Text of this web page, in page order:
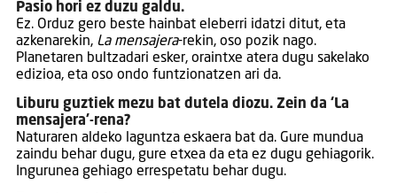
Pasio hori ez duzu galdu.
Ez. Orduz gero beste hainbat eleberri idatzi ditut, eta
azkenarekin, La mensajera-rekin, oso pozik nago.
Planetaren bultzadari esker, oraintxe atera dugu sakelako
edizioa, eta oso ondo funtzionatzen ari da.
Liburu guztiek mezu bat dutela diozu. Zein da ‘La
mensajera’-rena?
Naturaren aldeko laguntza eskaera bat da. Gure mundua
zaindu behar dugu, gure etxea da eta ez dugu gehiagorik.
Ingurunea gehiago errespetatu behar dugu.